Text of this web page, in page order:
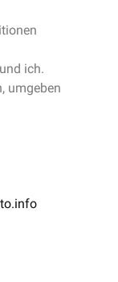
ich.
umgeben